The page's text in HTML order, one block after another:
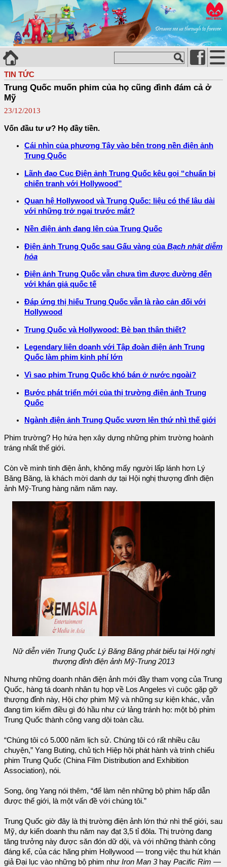
TIN TỨC
Trung Quốc muốn phim của họ cũng đình đám cả ở
Mỹ
23/12/2013
Vốn đầu tư ư? Họ đầy tiền.
Cái nhìn của phương Tây vào bên trong nền điện ảnh
Trung Quốc
Lãnh đạo Cục Điện ảnh Trung Quốc kêu gọi “chuẩn bị
chiến tranh với Hollywood”
Quan hệ Hollywood và Trung Quốc: liệu có thể lâu dài
với những trở ngại trước mắt?
Nền điện ảnh đang lên của Trung Quốc
Điện ảnh Trung Quốc sau Gấu vàng củaBạch nhật diễm
hỏa
Điện ảnh Trung Quốc vẫn chưa tìm được đường đến
với khán giả quốc tế
Đáp ứng thị hiếu Trung Quốc vẫn là rào cản đối với
Hollywood
Trung Quốc và Hollywood: Bè bạn thân thiết?
Legendary liên doanh với Tập đoàn điện ảnh Trung
Quốc làm phim kinh phí lớn
Vì sao phim Trung Quốc khó bán ở nước ngoài?
Bước phát triển mới của thị trường điện ảnh Trung
Quốc
Ngành điện ảnh Trung Quốc vươn lên thứ nhì thế giới
Phim trường? Họ hứa hẹn xây dựng những phim trường hoành
tráng nhất thế giới.
Còn về minh tinh điện ảnh, không mấy người lấp lánh hơn Lý
Băng Băng, là khách mời danh dự tại Hội nghị thượng đỉnh điện
ảnh Mỹ-Trung hàng năm năm nay.
Nữ diễn viên Trung Quốc Lý Băng Băng phát biểu tại Hội nghị
thượng đỉnh điện ảnh Mỹ-Trung 2013
Nhưng những doanh nhân điện ảnh mới đầy tham vọng của Trung
Quốc, hàng tá doanh nhân tụ họp về Los Angeles vì cuộc gặp gỡ
thượng đỉnh này, Hội chợ phim Mỹ và những sự kiện khác, vẫn
đang tìm kiếm điều gì đó hầu như cứ lảng tránh họ: một bộ phim
Trung Quốc thành công vang dội toàn cầu.
“Chúng tôi có 5.000 năm lịch sử. Chúng tôi có rất nhiều câu
chuyện,” Yang Buting, chủ tịch Hiệp hội phát hành và trình chiếu
phim Trung Quốc (China Film Distribution and Exhibition
Association), nói.
Song, ông Yang nói thêm, “để làm nên những bộ phim hấp dẫn
được thế giới, là một vấn đề với chúng tôi.”
Trung Quốc giờ đây là thị trường điện ảnh lớn thứ nhì thế giới, sau
Mỹ, dự kiến doanh thu năm nay đạt 3,5 tỉ đôla. Thị trường đang
tăng trưởng này được săn đón dữ dội, và với những thành công
đáng kể, của các hãng phim Hollywood — trong việc thu hút khán
giả Đại lục vào những bộ phim như Iron Man 3hay Pacific Rim —